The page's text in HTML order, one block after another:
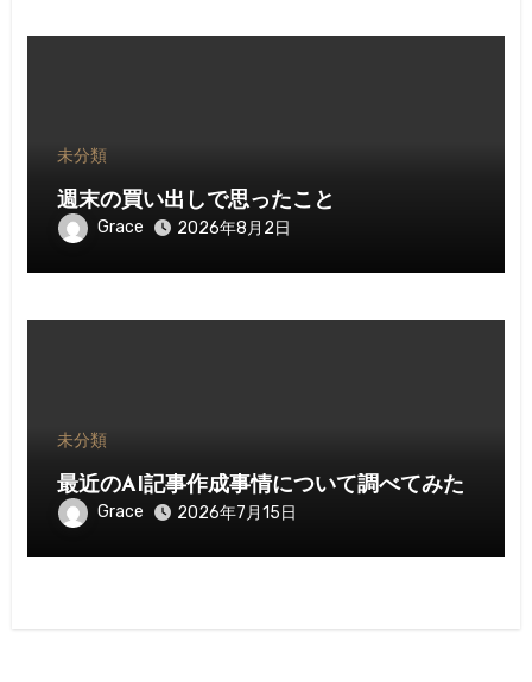
未分類
週末の買い出しで思ったこと
Grace 2026年8月2日
未分類
最近のAI記事作成事情について調べてみた
Grace 2026年7月15日